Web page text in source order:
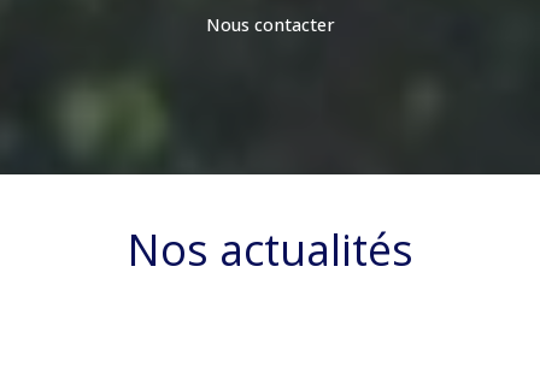
Nous contacter
Nos actualités